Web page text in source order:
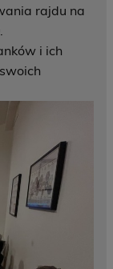
rajdu na
i ich